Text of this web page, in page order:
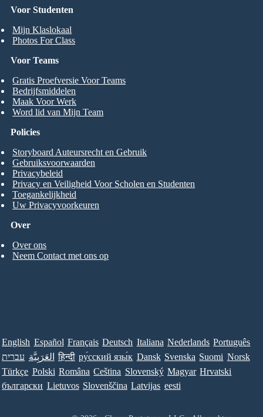
Voor Studenten
Mijn Klaslokaal
Photos For Class
Voor Teams
Gratis Proefversie Voor Teams
Bedrijfsmiddelen
Maak Voor Werk
Word lid van Mijn Team
Over
Over ons
Neem Contact met ons op
Policies
Storyboard Auteursrecht en Gebruik
Gebruiksvoorwaarden
Privacybeleid
Privacy en Veiligheid Voor Scholen en Studenten
Toegankelijkheid
Uw Privacyvoorkeuren
English Español Français Deutsch Italiana Nederlands Português
עברית العَرَبِيَّة हिन्दी ру́сский язы́к Dansk Svenska Suomi Norsk
Türkçe Polski Româna Ceština Slovenský Magyar Hrvatski
български Lietuvos Slovenščina Latvijas eesti